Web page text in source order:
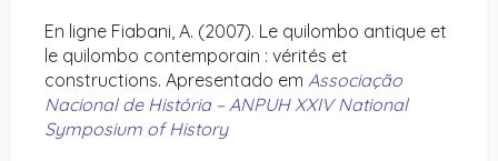
En ligne Fiabani, A. (2007). Le quilombo antique et
le quilombo contemporain : vérités et
constructions. Apresentado em Associação
Nacional de História – ANPUH XXIV National
Symposium of History